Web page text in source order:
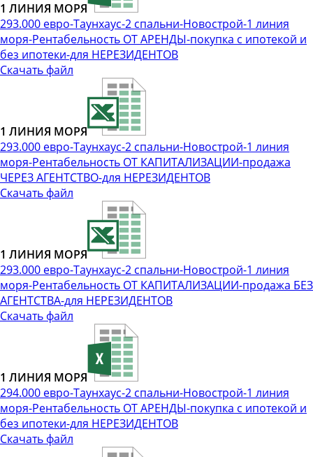
1 ЛИНИЯ МОРЯ
293.000 евро-Таунхаус-2 спальни-Новострой-1 линия
моря-Рентабельность ОТ АРЕНДЫ-покупка с ипотекой и
без ипотеки-для НЕРЕЗИДЕНТОВ
Скачать файл
1 ЛИНИЯ МОРЯ
293.000 евро-Таунхаус-2 спальни-Новострой-1 линия
моря-Рентабельность ОТ КАПИТАЛИЗАЦИИ-продажа
ЧЕРЕЗ АГЕНТСТВО-для НЕРЕЗИДЕНТОВ
Скачать файл
1 ЛИНИЯ МОРЯ
293.000 евро-Таунхаус-2 спальни-Новострой-1 линия
моря-Рентабельность ОТ КАПИТАЛИЗАЦИИ-продажа БЕЗ
АГЕНТСТВА-для НЕРЕЗИДЕНТОВ
Скачать файл
1 ЛИНИЯ МОРЯ
294.000 евро-Таунхаус-2 спальни-Новострой-1 линия
моря-Рентабельность ОТ АРЕНДЫ-покупка с ипотекой и
без ипотеки-для НЕРЕЗИДЕНТОВ
Скачать файл